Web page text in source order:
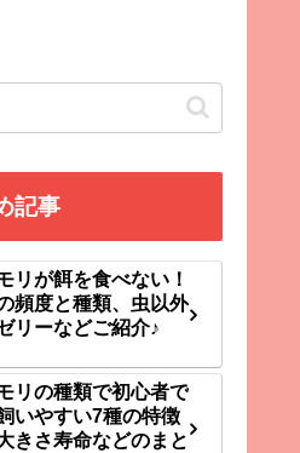
記事
リが餌を食べない！
頻度と種類、虫以外
リーなどご紹介♪
リの種類で初心者で
いやすい7種の特徴
きさ寿命などのまと